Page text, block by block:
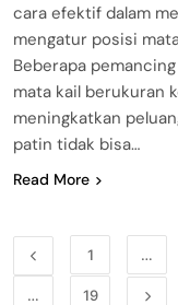
cara efektif dalam
mengatur posisi
Beberapa
mata kail berukuran
meningkatkan
patin tidak bisa…
Read More
1 …
… 19